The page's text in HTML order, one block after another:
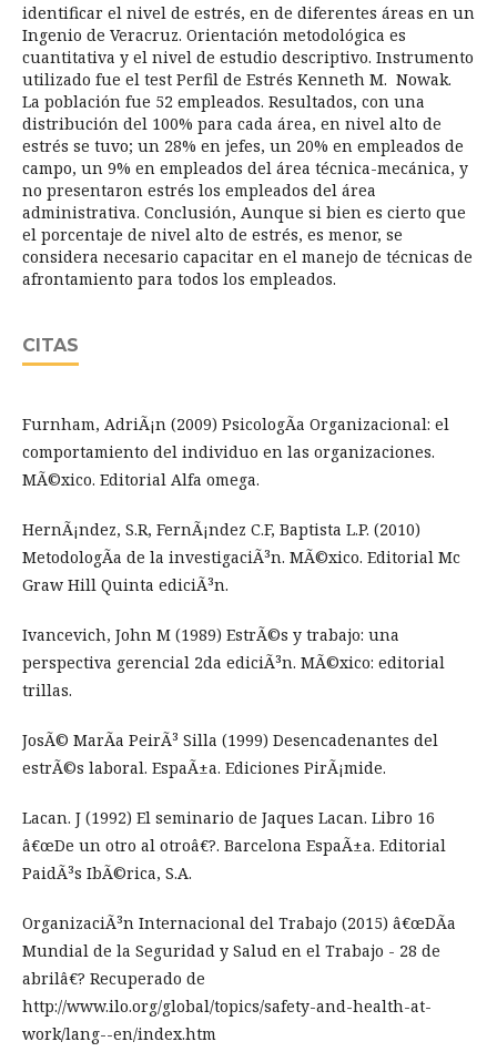
identificar el nivel de estrés, en de diferentes áreas en un
Ingenio de Veracruz. Orientación metodológica es
cuantitativa y el nivel de estudio descriptivo. Instrumento
utilizado fue el test Perfil de Estrés Kenneth M. Nowak.
La población fue 52 empleados. Resultados, con una
distribución del 100% para cada área, en nivel alto de
estrés se tuvo; un 28% en jefes, un 20% en empleados de
campo, un 9% en empleados del área técnica-mecánica, y
no presentaron estrés los empleados del área
administrativa. Conclusión, Aunque si bien es cierto que
el porcentaje de nivel alto de estrés, es menor, se
considera necesario capacitar en el manejo de técnicas de
afrontamiento para todos los empleados.
CITAS
Furnham, AdriÃ¡n (2009) PsicologÃ­a Organizacional: el
comportamiento del individuo en las organizaciones.
MÃ©xico. Editorial Alfa omega.
HernÃ¡ndez, S.R, FernÃ¡ndez C.F, Baptista L.P. (2010)
MetodologÃ­a de la investigaciÃ³n. MÃ©xico. Editorial Mc
Graw Hill Quinta ediciÃ³n.
Ivancevich, John M (1989) EstrÃ©s y trabajo: una
perspectiva gerencial 2da ediciÃ³n. MÃ©xico: editorial
trillas.
JosÃ© MarÃ­a PeirÃ³ Silla (1999) Desencadenantes del
estrÃ©s laboral. EspaÃ±a. Ediciones PirÃ¡mide.
Lacan. J (1992) El seminario de Jaques Lacan. Libro 16
â€œDe un otro al otroâ€?. Barcelona EspaÃ±a. Editorial
PaidÃ³s IbÃ©rica, S.A.
OrganizaciÃ³n Internacional del Trabajo (2015) â€œDÃ­a
Mundial de la Seguridad y Salud en el Trabajo - 28 de
abrilâ€? Recuperado de
http://www.ilo.org/global/topics/safety-and-health-at-
work/lang--en/index.htm